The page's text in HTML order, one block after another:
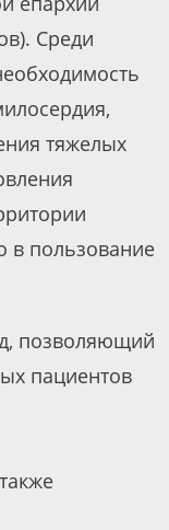
Среди
тяжелых
в пользование
позволяющий
пациентов